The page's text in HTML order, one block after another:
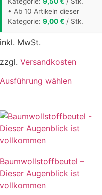
werden
Kategorie: 9,50€ / Stk.
• Ab 10 Artikeln dieser
Kategorie: 9,00€ / Stk.
inkl. MwSt.
zzgl. Versandkosten
Ausführung wählenDieses
mehrere
Varianten
Optionen
können
Baumwollstoffbeutel –
Dieser Augenblick ist
vollkommen